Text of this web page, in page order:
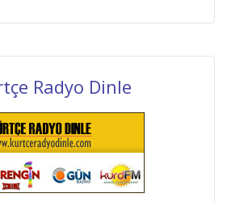
Radyo Dinle